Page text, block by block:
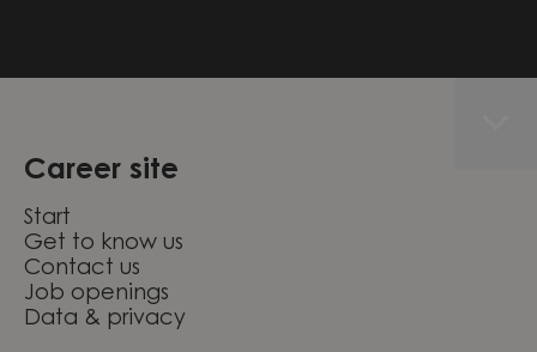
Career site
Start
Get to know us
Contact us
Job openings
Data & privacy